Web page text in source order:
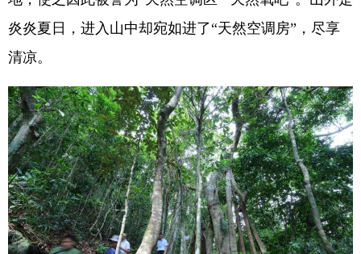
炎炎夏日，进入山中却宛如进了“天然空调房”，尽享
清凉。